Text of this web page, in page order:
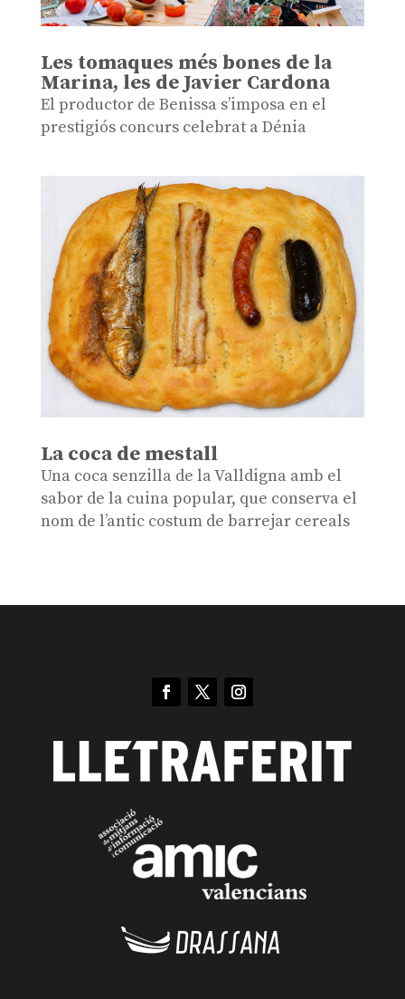
Les tomaques més bones de la
Marina, les de Javier Cardona
El productor de Benissa s’imposa en el
prestigiós concurs celebrat a Dénia
La coca de mestall
Una coca senzilla de la Valldigna amb el
sabor de la cuina popular, que conserva el
nom de l’antic costum de barrejar cereals